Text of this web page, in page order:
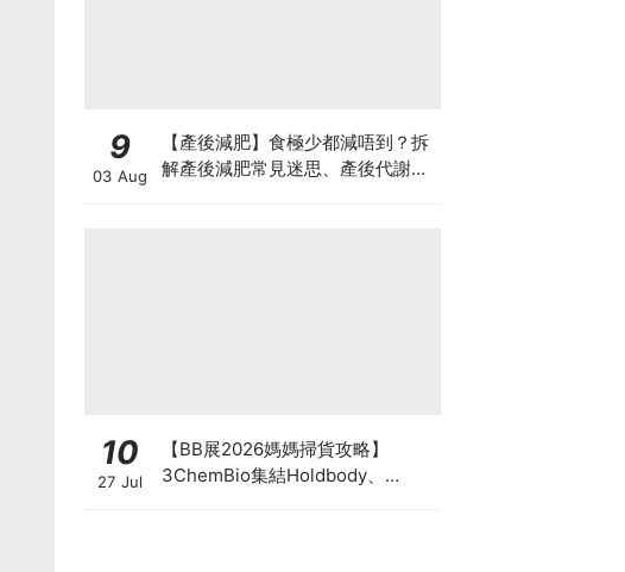
9
03 Aug
【產後減肥】食極少都減唔到？拆
解產後減肥常見迷思、產後代謝、
10
27 Jul
【BB展2026媽媽掃貨攻略】
3ChemBio集結Holdbody、